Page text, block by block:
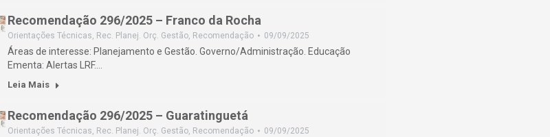
Recomendação 296/2025 – Franco da Rocha
Orientações Técnicas, Rec. Planej. Orç. Gestão, Recomendação 09/09/2025
Áreas de interesse: Planejamento e Gestão. Governo/Administração. Educação
Ementa: Alertas LRF.…
Leia Mais
Recomendação 296/2025 – Guaratinguetá
Orientações Técnicas, Rec. Planej. Orç. Gestão, Recomendação 09/09/2025